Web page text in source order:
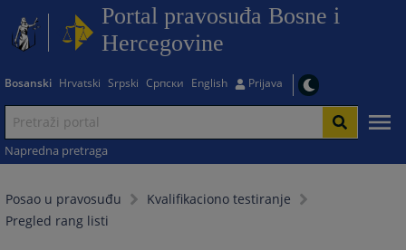
Portal pravosuđa Bosne i
Hercegovine
Bosanski Hrvatski Srpski Српски English Prijava
Napredna pretraga
Posao u pravosuđu
Kvalifikaciono testiranje
Pregled rang listi